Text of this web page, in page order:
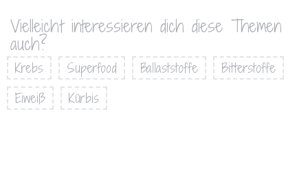
Vielleicht interessieren dich diese Themen
auch?
Krebs Superfood Ballaststoffe
Bitterstoffe
Eiweiß
Kürbis